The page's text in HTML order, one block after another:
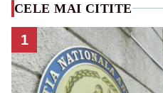
CELE MAI CITITE
1